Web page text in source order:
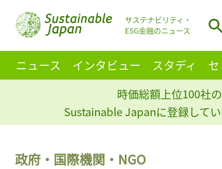
サステナビリティ・
ESG金融のニュース
ニュース インタビュー スタディ
時価総額上位100社
Sustainable Japanに登録して
政府・国際機関・NGO